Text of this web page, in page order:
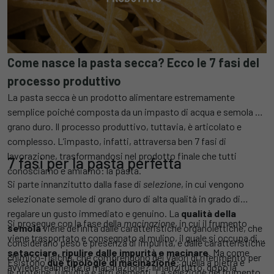
Come nasce la pasta secca? Ecco le 7 fasi del
processo produttivo
La pasta secca è un prodotto alimentare estremamente
semplice poiché composta da un impasto di acqua e semola di
grano duro. Il processo produttivo, tuttavia, è articolato e
complesso. L’impasto, infatti, attraversa ben 7 fasi di
lavorazione, trasformandosi nel prodotto finale che tutti
conosciamo e amiamo: la pasta.
7 fasi per la pasta perfetta
Si parte innanzitutto dalla fase di selezione, in cui vengono
selezionate semole di grano duro di alta qualità in grado di
regalare un gusto immediato e genuino. La qualità della
semolaviene definita dalle caratteristiche organolettiche, che
considerano peso e presenza di impurità, e dalle caratteristiche
chimico-fisiche, che comprendono dei valori di riferimento per
le proteine, l’umidità e altri elementi. La selezione del frumento
Si prosegue con la fase della macinazione, in cui il frumento
viene trasportato e consegnato al mulino, il quale si occupa di
setacciare, ripulire dalle impurità e macinare . Ma come
avviene realmente la macinazione? Innanzitutto, dopo la
Esistonodue tipologie di macinazione: quella a pietra e